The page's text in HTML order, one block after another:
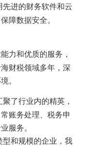
先进的财务软件和云
障数据安全。
力和优质的服务，
财税领域多年，深
。
了行业内的精英，
账务处理、税务申
服务。
型和规模的企业，我